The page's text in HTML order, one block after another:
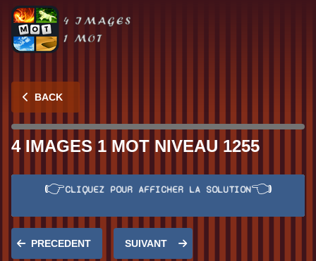
BACK
4 IMAGES 1 MOT NIVEAU 1255
Réponse:CACHE
👉CLIQUEZ POUR AFFICHER LA SOLUTION👈
PRECEDENT SUIVANT